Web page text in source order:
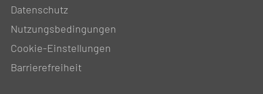
Datenschutz
Nutzungsbedingungen
Cookie-Einstellungen
Barrierefreiheit